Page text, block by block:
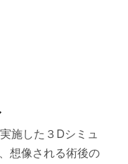
施した３Dシミュ
想像される術後の